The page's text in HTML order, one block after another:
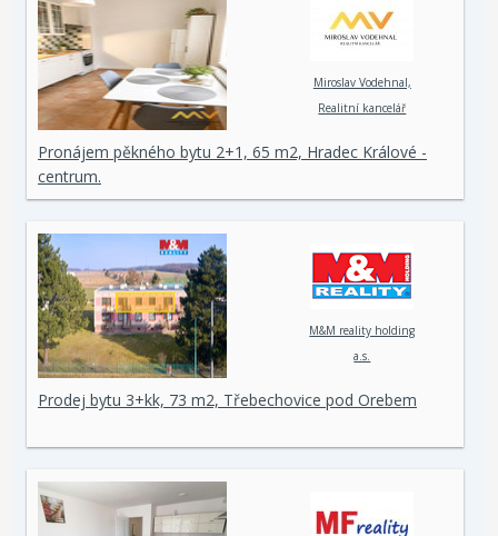
Miroslav Vodehnal,
Realitní kancelář
Pronájem pěkného bytu 2+1, 65 m2, Hradec Králové -
centrum.
M&M reality holding
a.s.
Prodej bytu 3+kk, 73 m2, Třebechovice pod Orebem